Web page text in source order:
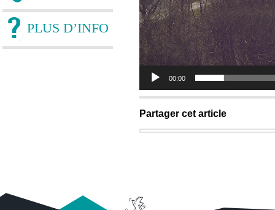
PLUS D’INFO
00:00
Partager cet article